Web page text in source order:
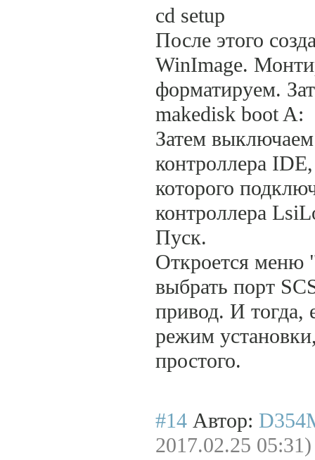
cd setup
После этого
WinImage.
форматируем.
makedisk boot A:
Затем
контроллера
которого
контроллера
Пуск.
Откроется меню
выбрать порт
привод. И тогда,
режим
простого.
#14 Автор:
2017.02.25 05:31)